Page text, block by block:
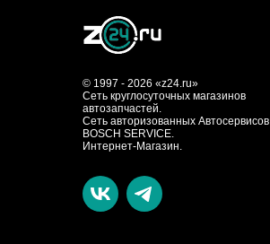
© 1997 - 2026 «z24.ru»
Cеть круглосуточных магазинов
автозапчастей.
Сеть авторизованных Автосервисов
BOSCH SERVICE.
Интернет-Магазин.